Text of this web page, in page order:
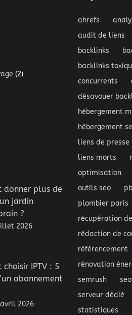
(2)
donner plus de
jardin
?
2026
choisir IPTV : 5
abonnement
2026
ahrefs
audit de liens
backlinks
backlinks
concurrents
désavouer
hébergement
hébergement
liens de presse
liens morts
optimisation
outils seo
plombier paris
récupération
rédaction de
référencement
rénovation
semrush
seo
serveur dédié
statistiques